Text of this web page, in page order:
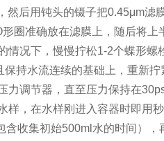
然后用钝头的镊子把0.45μm滤
圈准确放在滤膜上，随后将上
情况下，慢慢拧松1-2个蝶形螺
持水流连续的基础上，重新拧
力调节器，直至压力保持在
样，在水样刚进入容器时即用
含收集初始500ml水的时间）